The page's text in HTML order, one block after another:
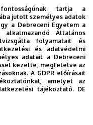
tartja a
jutott személyes adatok
a Debreceni Egyetem a
Általános
folyamatait és
és adatvédelmi
adatait a Debreceni
kezelte, megfelelve az
A GDPR előírásait
amelyet az
tájékoztató. DE